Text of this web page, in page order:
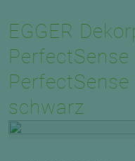
EGGER
PerfectSense
schwarz